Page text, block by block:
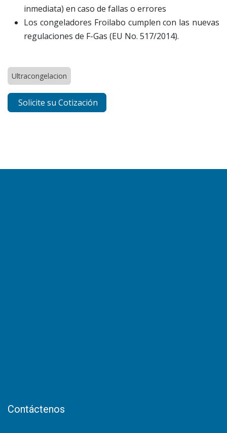
inmediata) en caso de fallas o errores
Los congeladores Froilabo cumplen con las nuevas
regulaciones de F-Gas (EU No. 517/2014).
Ultracongelacion
Solicite su Cotización
Contáctenos